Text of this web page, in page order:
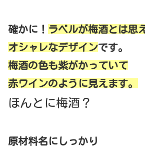
確かに！ ラベルが梅酒とは思
オシャレなデザインです。
梅酒の色も紫がかっていて
赤ワインのように見えます。
ほんとに梅酒？
原材料名にしっかり